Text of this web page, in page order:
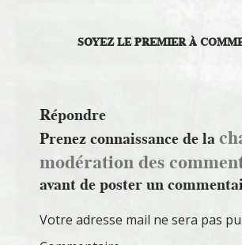
SOYEZ LE PREMIER À
Répondre
Prenez connaissance de la
modération des
avant de poster un
Votre adresse mail ne sera pas